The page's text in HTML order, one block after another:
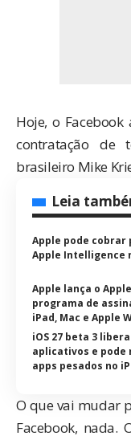
Hoje, o
contratação de
brasileiro Mike
Leia
Apple pode cobrar
Apple Intelligence
Apple lança o
programa de
iPad, Mac e Apple
iOS 27 beta 3
aplicativos e pode
apps pesados no
O que vai mudar
Facebook, nada.